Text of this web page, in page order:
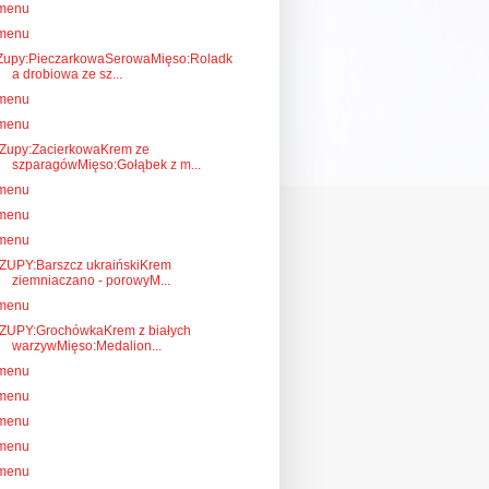
a drobiowa ze sz...
Zupy:ZacierkowaKrem ze
szparagówMięso:Gołąbek z m...
ZUPY:Barszcz ukraińskiKrem
ziemniaczano - porowyM...
ZUPY:GrochówkaKrem z białych
warzywMięso:Medalion...